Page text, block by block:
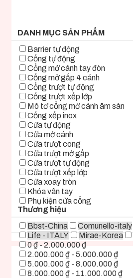
DANH MỤC SẢN PHẨM
Barrier tự động
Cổng tự động
Cổng mở cánh tay đòn
Cổng mở gấp 4 cánh
Cổng trượt tự động
Cổng trượt xếp lớp
Mô tơ cổng mở cánh âm sàn
Cổng xếp inox
Cửa tự động
Cửa mở cánh
Cửa trượt cong
Cửa trượt mở gấp
Cửa trượt tự động
Cửa trượt xếp lớp
Cửa xoay tròn
Khóa vân tay
Phụ kiện cửa cổng
Thương hiệu
Bbst-China
Comunello-italy
Life - ITALY
Mirae-Korea
0 ₫ - 2.000.000 ₫
2.000.000 ₫ - 5.000.000 ₫
5.000.000 ₫ - 8.000.000 ₫
8.000.000 ₫ - 11.000.000 ₫